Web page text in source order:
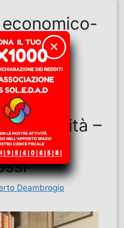
ed
Sud
ed
fronte a
possibilità –
a
Deambrogio
✕